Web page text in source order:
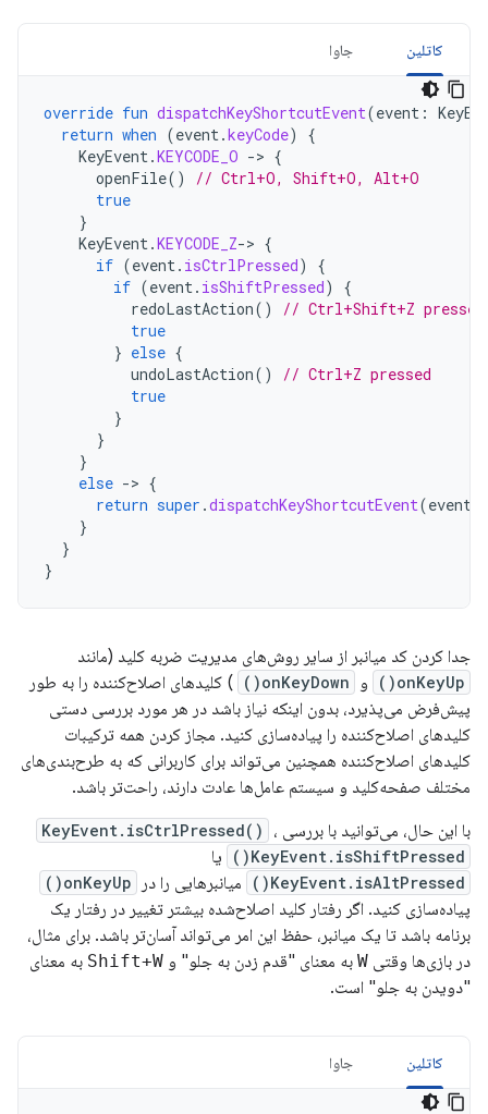
کاتلین جاوا
override fun dispatchKeyShortcutEvent(event :
return when (event.keyCode)
{
KeyEvent.KEYCODE_O -> {
openFile()
// Ctrl+O, Shift+O, Alt+O
true
}
KeyEvent.KEYCODE_Z-> {
if (event. isCtrlPressed)
{
if (event. isShiftPressed)
{
redoLastAction()
// Ctrl+Shift+Z pressed
true
} else {
undoLastAction()
// Ctrl+Z pressed
true
}
}
}
else -> {
return super .dispatchKeyShortcutEvent(event
}
}
}
جدا کردن کد میانبر از سایر روش‌های مدیریت ضربه کلید (مانند
onKeyUp() و onKeyDown()
) کلیدهای اصلاح‌کننده را به طور
پیش‌فرض می‌پذیرد، بدون اینکه نیاز باشد در هر مورد بررسی دستی
کلیدهای اصلاح‌کننده را پیاده‌سازی کنید. مجاز کردن همه ترکیبات
کلیدهای اصلاح‌کننده همچنین می‌تواند برای کاربرانی که به طرح‌بندی‌های
مختلف صفحه‌کلید و سیستم عامل‌ها عادت دارند، راحت‌تر باشد.
با این حال، می‌توانید با بررسی
KeyEvent.isCtrlPressed() ،
KeyEvent.isShiftPressed() یا
KeyEvent.isAltPressed() میانبرهایی را در onKeyUp()
پیاده‌سازی کنید. اگر رفتار کلید اصلاح‌شده بیشتر تغییر در رفتار یک
برنامه باشد تا یک میانبر، حفظ این امر می‌تواند آسان‌تر باشد. برای مثال،
در بازی‌ها وقتی W به معنای "قدم زدن به جلو" و Shift+W به معنای
"دویدن به جلو" است.
کاتلین جاوا